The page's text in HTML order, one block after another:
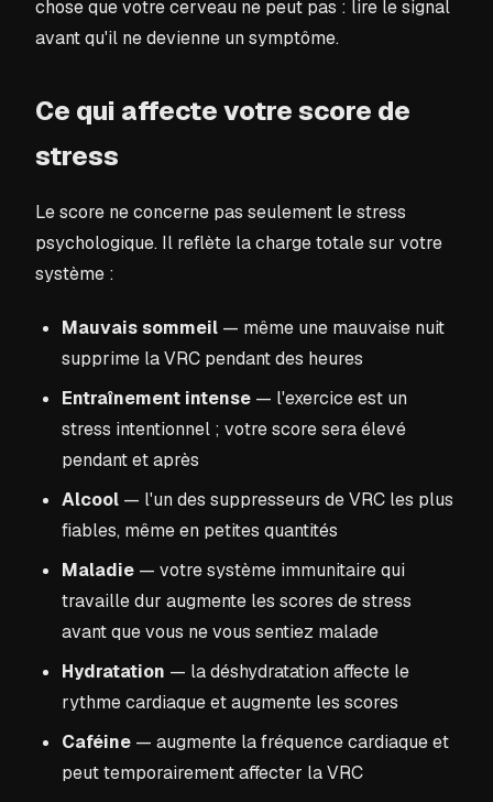
chose que votre cerveau ne peut pas : lire le signal
avant qu'il ne devienne un symptôme.
Ce qui affecte votre score de
stress
Le score ne concerne pas seulement le stress
psychologique. Il reflète la charge totale sur votre
système :
Mauvais sommeil — même une mauvaise nuit
supprime la VRC pendant des heures
Entraînement intense — l'exercice est un
stress intentionnel ; votre score sera élevé
pendant et après
Alcool — l'un des suppresseurs de VRC les plus
fiables, même en petites quantités
Maladie — votre système immunitaire qui
travaille dur augmente les scores de stress
avant que vous ne vous sentiez malade
Hydratation — la déshydratation affecte le
rythme cardiaque et augmente les scores
Caféine — augmente la fréquence cardiaque et
peut temporairement affecter la VRC